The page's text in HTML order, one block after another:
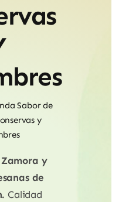
Sabor de
y
y
de
Calidad